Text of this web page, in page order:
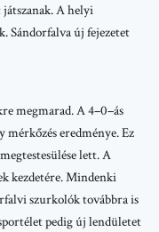
A helyi
Sándorfalva új fejezetet
megmarad. A 4–0–ás
mérkőzés eredménye. Ez
lett. A
kezdetére. Mindenki
szurkolók továbbra is
pedig új lendületet